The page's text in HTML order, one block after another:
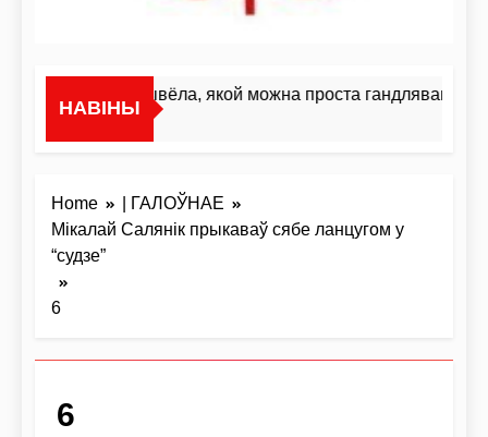
НАВІНЫ
«Я не жывёла, якой можна проста гандляваць»У
Home
| ГАЛОЎНАЕ
Мікалай Салянік прыкаваў сябе ланцугом у
“судзе”
6
6